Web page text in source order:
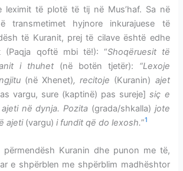
leximit të plotë të tij në Mus’haf. Sa në
transmetimet hyjnore inkurajuese të
të Kuranit, prej të cilave është edhe
(Paqja qoftë mbi të!): “Shoqëruesit të
i thuhet (në botën tjetër): “Lexoje
(në Xhenet), recitoje (Kuranin) ajet
vargu, sure (kaptinë) pas sureje]siç e
në dynja. Pozita (grada/shkalla) jote
ajeti(vargu)i fundit që do lexosh.”1
Kuranin dhe punon me të,
e shpërblen me shpërblim madhështor